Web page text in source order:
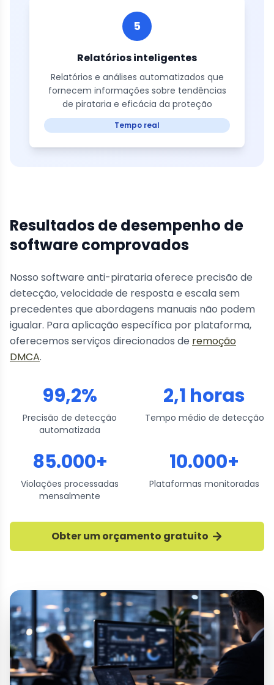
5
Relatórios inteligentes
Relatórios e análises automatizados que
fornecem informações sobre tendências
de pirataria e eficácia da proteção
Tempo real
Resultados de desempenho de
software comprovados
Nosso software anti-pirataria oferece precisão de
detecção, velocidade de resposta e escala sem
precedentes que abordagens manuais não podem
igualar. Para aplicação específica por plataforma,
oferecemos serviços direcionados de remoção
DMCA.
99,2%
Precisão de detecção
automatizada
2,1 horas
Tempo médio de detecção
85.000+
Violações processadas
mensalmente
10.000+
Plataformas monitoradas
Obter um orçamento gratuito